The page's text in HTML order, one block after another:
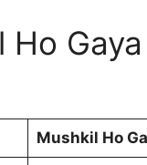
Ho
Mushkil Ho